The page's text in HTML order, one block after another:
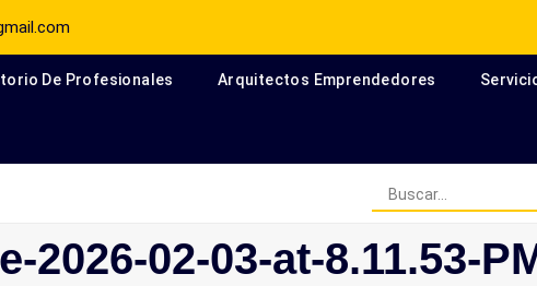
De Profesionales Arquitectos Emprendedores
2026-02-03-at-8.11.53-